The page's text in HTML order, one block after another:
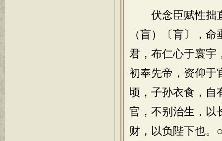
伏念臣赋性拙直
（盲）〔肓〕，
君，布仁心于寰宇
初奉先帝，资仰于
顷，子孙衣食，自
官，不别治生，以
财，以负陛下也。